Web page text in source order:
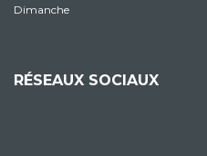
Dimanche
RÉSEAUX SOCIAUX